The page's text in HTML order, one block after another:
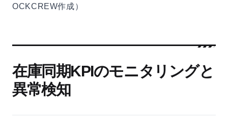
OCKCREW作成）
在庫同期KPIのモニタリングと
異常検知